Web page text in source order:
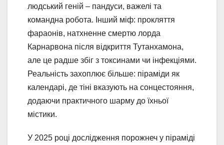
людський геній – пандуси, важелі та
командна робота. Інший міф: прокляття
фараонів, натхненне смертю лорда
Карнарвона після відкриття Тутанхамона,
але це радше збіг з токсинами чи інфекціями.
Реальність захоплює більше: піраміди як
календарі, де тіні вказують на сонцестояння,
додаючи практичного шарму до їхньої
містики.
У 2025 році дослідження порожнеч у піраміді